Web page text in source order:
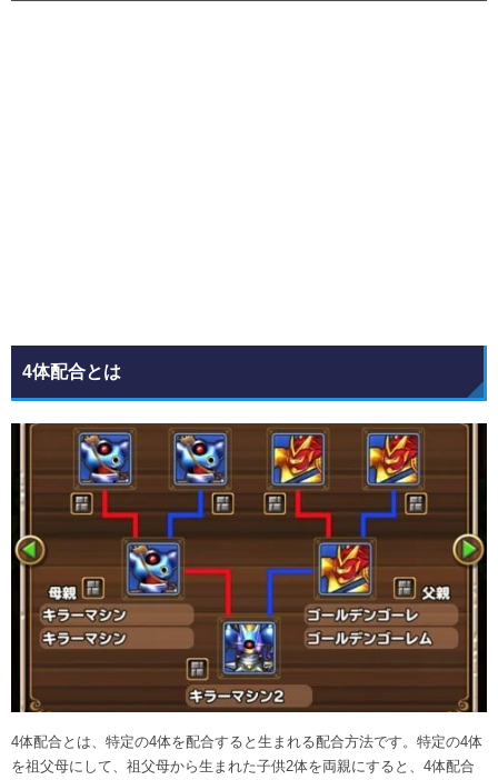
4体配合とは
4体配合とは、特定の4体を配合すると生まれる配合方法です。特定の4体
を祖父母にして、祖父母から生まれた子供2体を両親にすると、4体配合